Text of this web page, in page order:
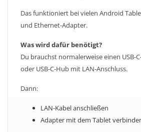
Das funktioniert bei vielen Android
und Ethernet-Adapter.
Was wird dafür benötigt?
Du brauchst normalerweise einen USB-
oder USB-C-Hub mit LAN-Anschluss.
Dann:
LAN-Kabel anschließen
Adapter mit dem Tablet